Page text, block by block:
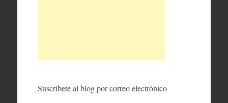
Suscríbete al blog por correo electrónico